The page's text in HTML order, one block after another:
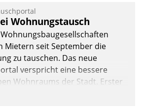
Wohnungstausch
Mietern seit September die
zu tauschen. Das neue
verspricht eine bessere
Wohnraums der Stadt. Erster
Lösung API-Hub mit